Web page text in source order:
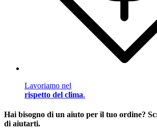
Lavoriamo nel
rispetto del clima.
Hai bisogno di un aiuto per il tuo ordine?
di aiutarti.